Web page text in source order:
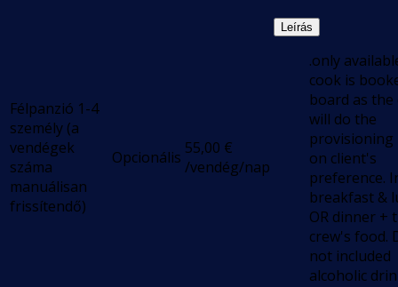
Félpanzió 1-4
személy (a
vendégek
száma
manuálisan
frissítendő)
Opcionális 55,00 €
/vendég/nap
Leírás
.only
cook is
board as the
will do the
provisioning
on client's
preference.
breakfast &
OR dinner +
crew's food.
not included
alcoholic